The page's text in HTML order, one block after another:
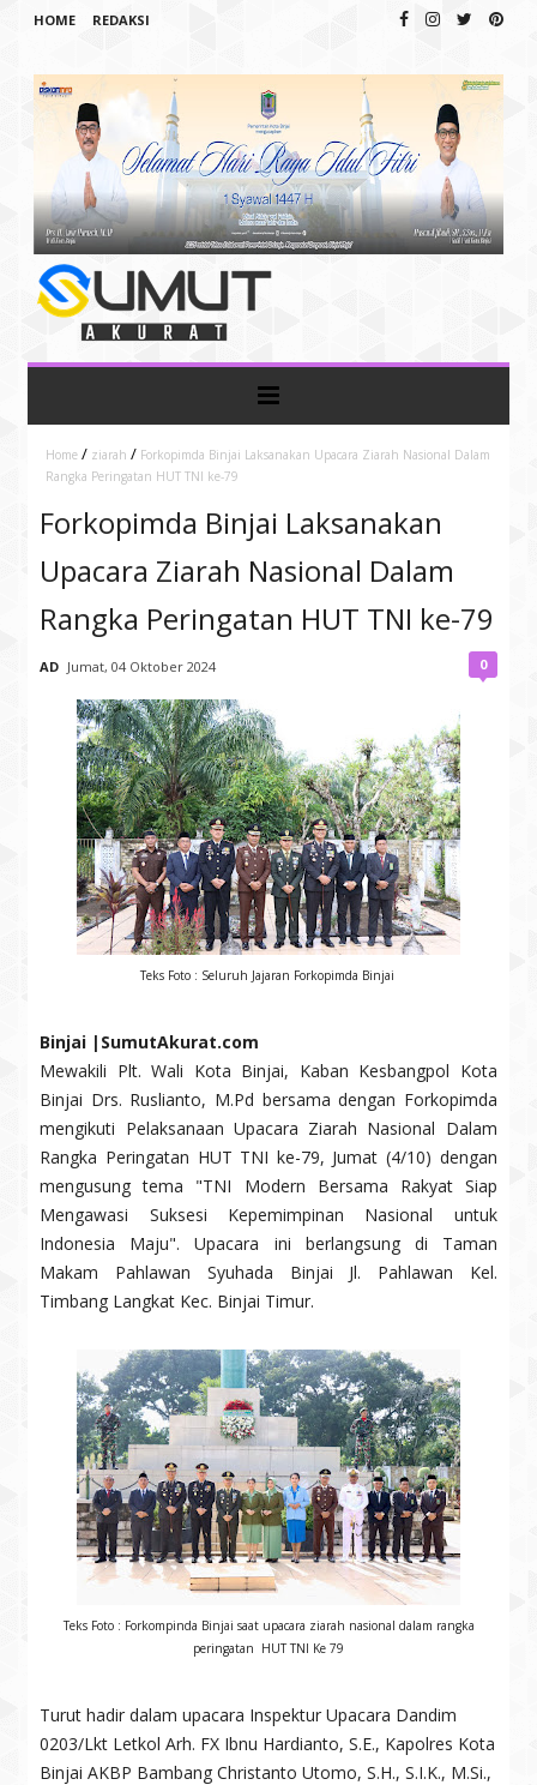
HOME REDAKSI
Home / ziarah / Forkopimda Binjai Laksanakan Upacara Ziarah Nasional Dalam
Rangka Peringatan HUT TNI ke-79
Forkopimda Binjai Laksanakan
Upacara Ziarah Nasional Dalam
Rangka Peringatan HUT TNI ke-79
AD Jumat, 04 Oktober 2024 0
Teks Foto : Seluruh Jajaran Forkopimda Binjai
Binjai |SumutAkurat.com
Mewakili Plt. Wali Kota Binjai, Kaban Kesbangpol Kota
Binjai Drs. Ruslianto, M.Pd bersama dengan Forkopimda
mengikuti Pelaksanaan Upacara Ziarah Nasional Dalam
Rangka Peringatan HUT TNI ke-79, Jumat (4/10) dengan
mengusung tema "TNI Modern Bersama Rakyat Siap
Mengawasi Suksesi Kepemimpinan Nasional untuk
Indonesia Maju". Upacara ini berlangsung di Taman
Makam Pahlawan Syuhada Binjai Jl. Pahlawan Kel.
Timbang Langkat Kec. Binjai Timur.
Teks Foto : Forkompinda Binjai saat upacara ziarah nasional dalam rangka
peringatan HUT TNI Ke 79
Turut hadir dalam upacara Inspektur Upacara Dandim
0203/Lkt Letkol Arh. FX Ibnu Hardianto, S.E., Kapolres Kota
Binjai AKBP Bambang Christanto Utomo, S.H., S.I.K., M.Si.,